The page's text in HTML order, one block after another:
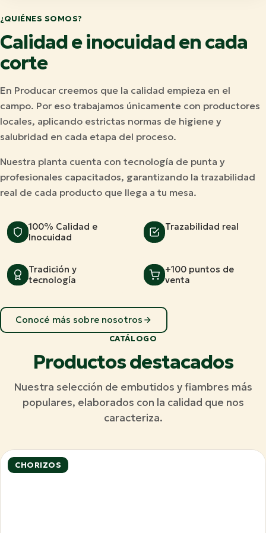
¿QUIÉNES SOMOS?
Calidad e inocuidad en cada
corte
En Producar creemos que la calidad empieza en el
campo. Por eso trabajamos únicamente con productores
locales, aplicando estrictas normas de higiene y
salubridad en cada etapa del proceso.
Nuestra planta cuenta con tecnología de punta y
profesionales capacitados, garantizando la trazabilidad
real de cada producto que llega a tu mesa.
100% Calidad e
Inocuidad
Trazabilidad real
Tradición y
tecnología
+100 puntos de
venta
Conocé más sobre nosotros
CATÁLOGO
Productos destacados
Nuestra selección de embutidos y fiambres más
populares, elaborados con la calidad que nos
caracteriza.
CHORIZOS